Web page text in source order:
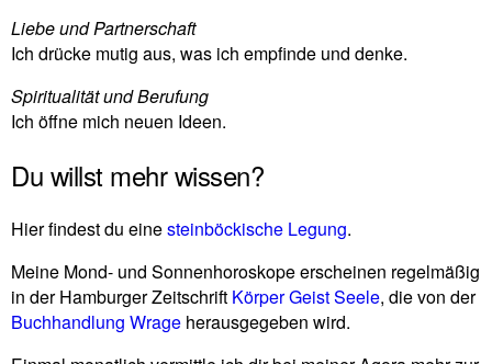
Liebe und Part­ner­schaft
Ich drücke mutig aus, was ich emp­finde und denke.
Spi­ri­tua­lität und Beru­fung
Ich öffne mich neuen Ideen.
Du willst mehr wissen?
Hier fin­dest du einestein­böcki­sche Legung.
Meine Mond- und Son­nen­ho­ro­skope erscheinen regel­mäßig
in der Ham­burger Zeit­schrift Körper Geist Seele, die von der
Buch­hand­lung Wrage her­aus­ge­geben wird.